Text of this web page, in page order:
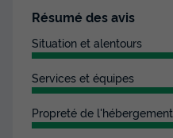
Résumé des avis
Situation et alentours
Services et équipes
Propreté de l'hébergement